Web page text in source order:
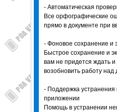
- Автоматическая
Все орфографические
прямо в документе при
- Фоновое сохранение и
Быстрое сохранение и
вам не придется ждать
возобновить работу над
- Поддержка устранения
приложении
Помощь в устранении